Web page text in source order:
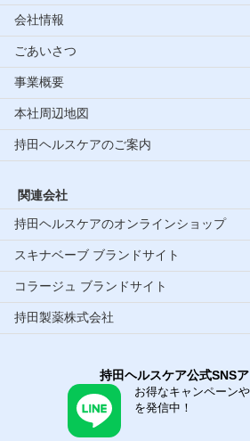
会社情報
ごあいさつ
事業概要
本社周辺地図
持田ヘルスケアのご案内
関連会社
持田ヘルスケアのオンラインショップ
スキナベーブ ブランドサイト
コラージュ ブランドサイト
持田製薬株式会社
持田ヘルスケア公式SNS
お得なキャンペーン
を発信中！